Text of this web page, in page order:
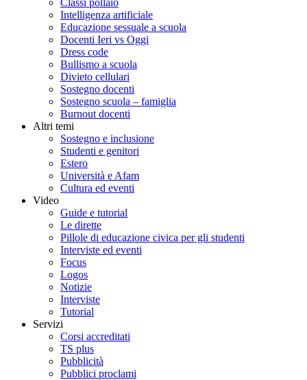
Classi pollaio
Intelligenza artificiale
Educazione sessuale a scuola
Docenti Ieri vs Oggi
Dress code
Bullismo a scuola
Divieto cellulari
Sostegno docenti
Sostegno scuola – famiglia
Burnout docenti
Altri temi
Sostegno e inclusione
Studenti e genitori
Estero
Università e Afam
Cultura ed eventi
Video
Guide e tutorial
Le dirette
Pillole di educazione civica per gli studenti
Interviste ed eventi
Focus
Logos
Notizie
Interviste
Tutorial
Servizi
Corsi accreditati
TS plus
Pubblicità
Pubblici proclami